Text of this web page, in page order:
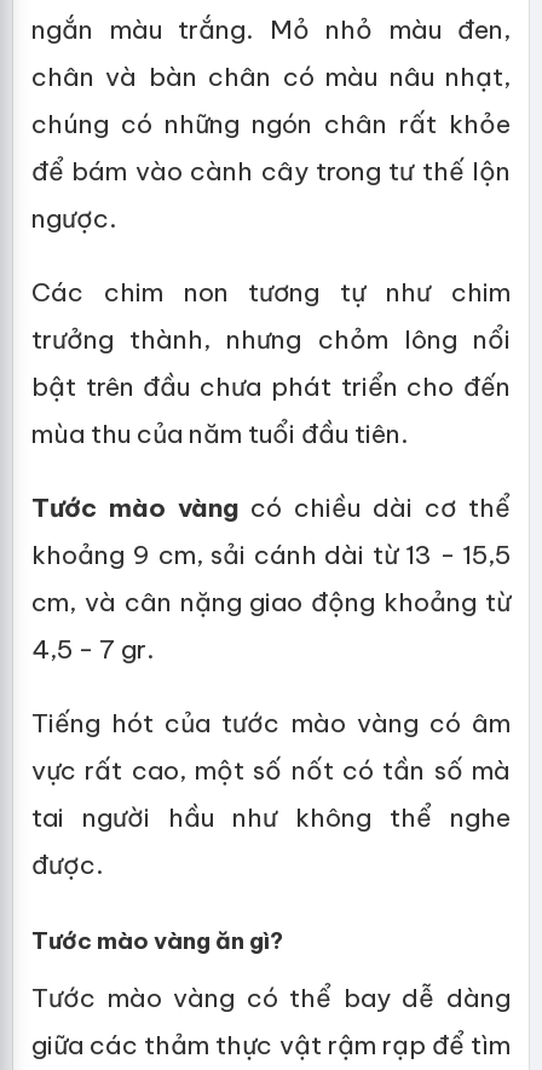
ngắn màu trắng. Mỏ nhỏ màu đen,
chân và bàn chân có màu nâu nhạt,
chúng có những ngón chân rất khỏe
để bám vào cành cây trong tư thế lộn
ngược.
Các chim non tương tự như chim
trưởng thành, nhưng chỏm lông nổi
bật trên đầu chưa phát triển cho đến
mùa thu của năm tuổi đầu tiên.
Tước mào vàng có chiều dài cơ thể
khoảng 9 cm, sải cánh dài từ 13 - 15,5
cm, và cân nặng giao động khoảng từ
4,5 - 7 gr.
Tiếng hót của tước mào vàng có âm
vực rất cao, một số nốt có tần số mà
tai người hầu như không thể nghe
được.
Tước mào vàng ăn gì?
Tước mào vàng có thể bay dễ dàng
giữa các thảm thực vật rậm rạp để tìm